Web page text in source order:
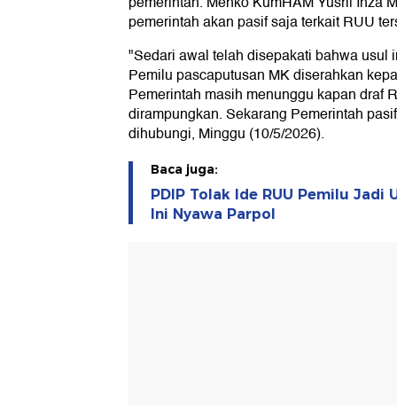
pemerintah akan pasif saja terkait RUU
"Sedari awal telah disepakati bahwa usul
Pemilu pascaputusan MK diserahkan
Pemerintah masih menunggu kapan draf
dirampungkan. Sekarang Pemerintah
dihubungi, Minggu (10/5/2026).
Baca juga:
PDIP Tolak Ide RUU Pemilu
Ini Nyawa Parpol